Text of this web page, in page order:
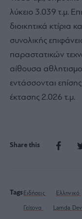
λύκειο 3.039 τ.μ.
διοικητικά κτίρια
συνολικής
παραστατικών
αίθουσα
εντάσσονται
έκτασης 2.026 τ.μ.
Share this
Tags Ειδήσεις Ελληνικό
Γείτονα Lamda